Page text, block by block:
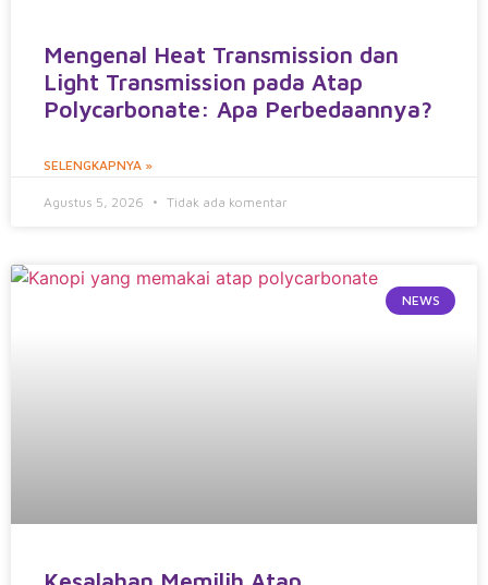
Mengenal Heat Transmission dan
Light Transmission pada Atap
Polycarbonate: Apa Perbedaannya?
SELENGKAPNYA »
Agustus 5, 2026 Tidak ada komentar
NEWS